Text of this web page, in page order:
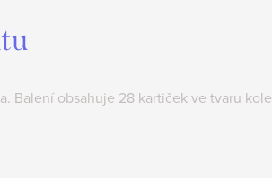
Balení obsahuje 28 kartiček ve tvaru